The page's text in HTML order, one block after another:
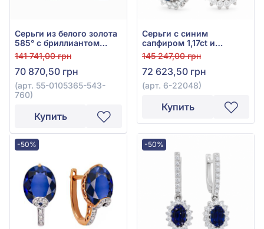
Серьги из белого золота
585° с бриллиантом
0,31ct и красным
гранатом 1,82ct, арт. 55-
0105365-543-760
141 741,00 грн
70 870,50 грн
(арт. 55-0105365-543-
760)
Купить
Серьги с синим
сапфиром 1,17ct и
бриллиантом 0,47ct из
белого золота 585°, арт.
6-22048
145 247,00 грн
72 623,50 грн
(арт. 6-22048)
Купить
-50% -50%